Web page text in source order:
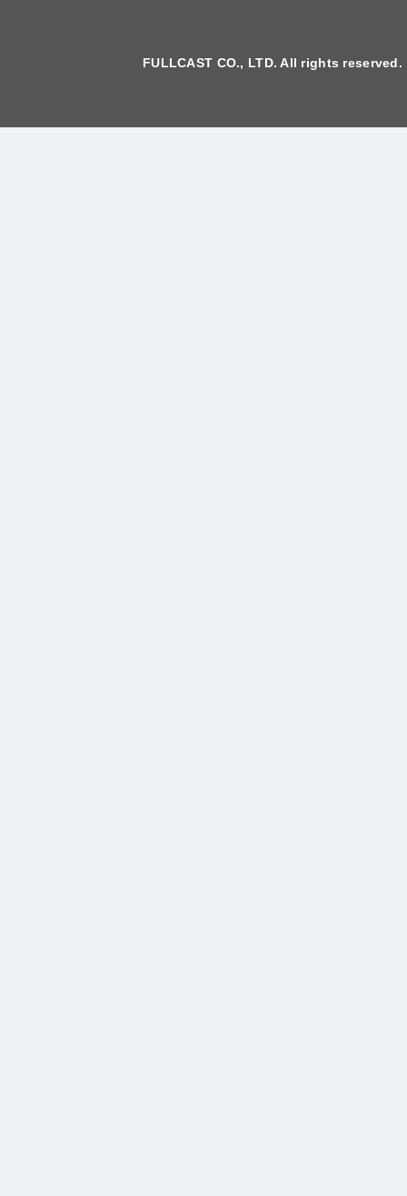
FULLCAST CO., LTD. All rights reserved.